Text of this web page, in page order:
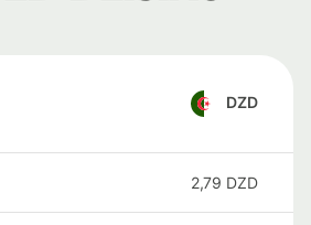
DZD
2,79 DZD